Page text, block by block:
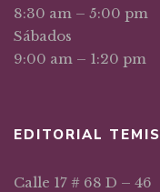
8:30 am – 5:00 pm
Sábados
9:00 am – 1:20 pm
EDITORIAL TEMIS
Calle 17 # 68 D – 46